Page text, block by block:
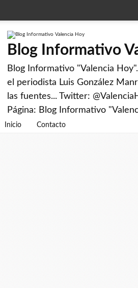
Blog Informativo
Blog Informativo "Valencia
el periodista Luis González
las fuentes... Twitter:
Página: Blog Informativo
Inicio Contacto